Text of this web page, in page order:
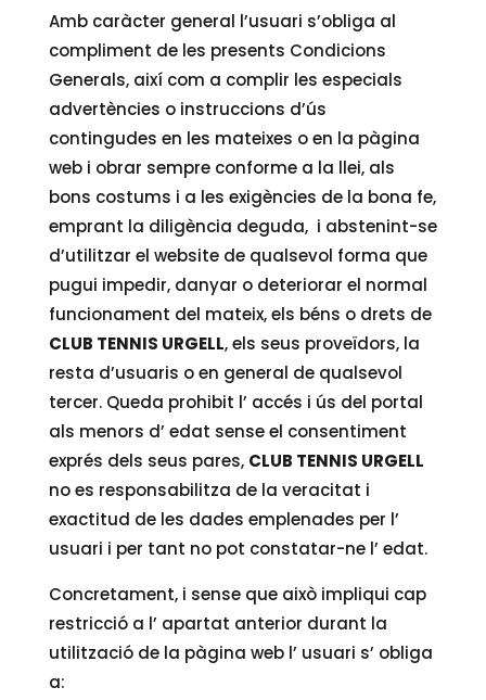
Amb caràcter general l’usuari s’obliga al
compliment de les presents Condicions
Generals, així com a complir les especials
advertències o instruccions d’ús
contingudes en les mateixes o en la pàgina
web i obrar sempre conforme a la llei, als
bons costums i a les exigències de la bona fe,
emprant la diligència deguda, i abstenint-se
d’utilitzar el website de qualsevol forma que
pugui impedir, danyar o deteriorar el normal
funcionament del mateix, els béns o drets de
CLUB TENNIS URGELL, els seus proveïdors, la
resta d’usuaris o en general de qualsevol
tercer. Queda prohibit l’ accés i ús del portal
als menors d’ edat sense el consentiment
exprés dels seus pares, CLUB TENNIS URGELL
no es responsabilitza de la veracitat i
exactitud de les dades emplenades per l’
usuari i per tant no pot constatar-ne l’ edat.
Concretament, i sense que això impliqui cap
restricció a l’ apartat anterior durant la
utilització de la pàgina web l’ usuari s’ obliga
a: